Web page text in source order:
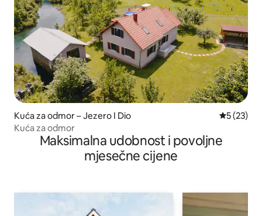
Kuća za odmor – Jezero I Dio Prosječna
5 (23)
Kuća za odmor
Maksimalna udobnost i povoljne
mjesečne cijene